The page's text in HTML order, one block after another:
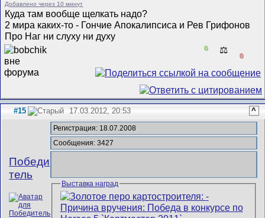
Добавлено через 10 минут
Куда там вообще щелкать надо?
2 мира каких-то - Гончие Апокалипсиса и Рев Грифонов
Про Наг ни слуху ни духу
0 ⚖️
0
#15 17.03.2012, 20:53 ^
Победи
тель
Регистрация: 18.07.2008
Сообщения: 3427
Выставка наград